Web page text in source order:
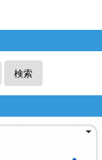
検索